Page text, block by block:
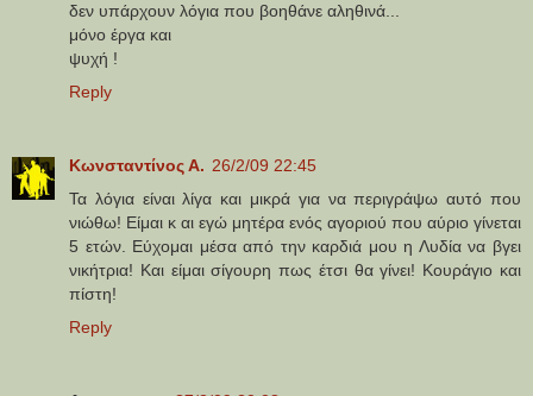
δεν υπάρχουν λόγια που βοηθάνε αληθινά...
μόνο έργα και
ψυχή !
Reply
Κωνσταντίνος Α. 26/2/09 22:45
Τα λόγια είναι λίγα και μικρά για να περιγράψω αυτό που
νιώθω! Είμαι κ αι εγώ μητέρα ενός αγοριού που αύριο γίνεται
5 ετών. Εύχομαι μέσα από την καρδιά μου η Λυδία να βγει
νικήτρια! Και είμαι σίγουρη πως έτσι θα γίνει! Κουράγιο και
πίστη!
Reply